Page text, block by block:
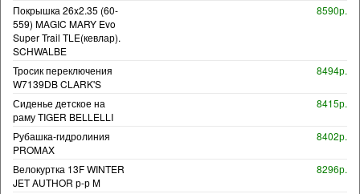
Покрышка 26x2.35 (60-
559) MAGIC MARY Evo
Super Trail TLE(кевлар).
SCHWALBE
8590р.
Тросик переключения
W7139DB CLARK'S
8494р.
Сиденье детское на
раму TIGER BELLELLI
8415р.
Рубашка-гидролиния
PROMAX
8402р.
Велокуртка 13F WINTER
JET AUTHOR р-р M
8296р.